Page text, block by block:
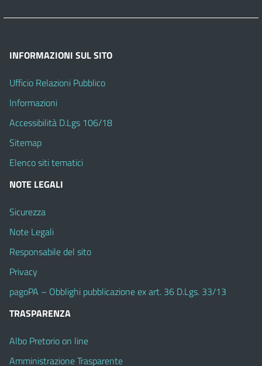
INFORMAZIONI SUL SITO
Ufficio Relazioni Pubblico
Informazioni
Accessibilità D.Lgs 106/18
Sitemap
Elenco siti tematici
NOTE LEGALI
Sicurezza
Note Legali
Responsabile del sito
Privacy
pagoPA – Obblighi pubblicazione ex art. 36 D.Lgs. 33/13
TRASPARENZA
Albo Pretorio on line
Amministrazione Trasparente